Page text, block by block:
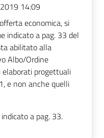
14:09
economica, si
indicato a pag. 33 del
abilitato alla
Albo/Ordine
elaborati progettuali
e non anche quelli
a pag. 33.